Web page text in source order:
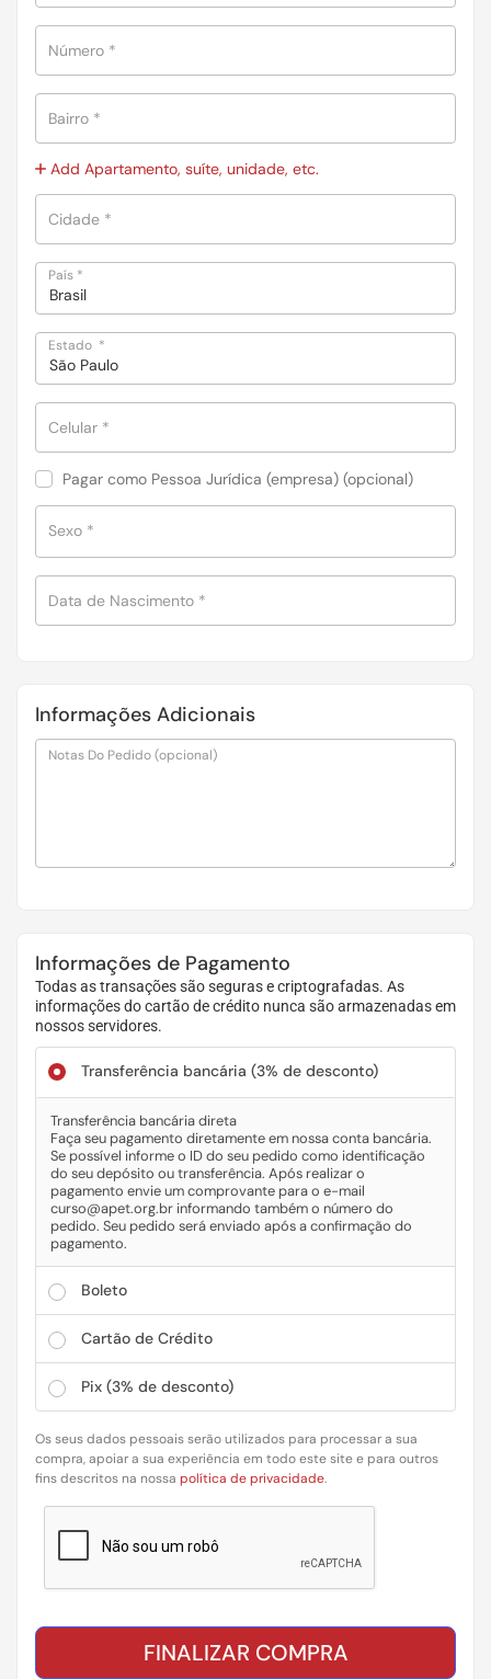
Número *
Bairro *
Add Apartamento, suíte, unidade, etc.
Cidade *
País *
Brasil
Estado *
São Paulo
Celular *
Pagar como Pessoa Jurídica (empresa) (opcional)
Sexo *
Data de Nascimento *
Informações Adicionais
Notas Do Pedido(opcional)
Informações de Pagamento
Todas as transações são seguras e criptografadas. As
informações do cartão de crédito nunca são armazenadas em
nossos servidores.
Transferência bancária (3% de desconto)
Transferência bancária direta
Faça seu pagamento diretamente em nossa conta bancária.
Se possível informe o ID do seu pedido como identificação
do seu depósito ou transferência. Após realizar o
pagamento envie um comprovante para o e-mail
curso@apet.org.br informando também o número do
pedido. Seu pedido será enviado após a confirmação do
pagamento.
Boleto
Cartão de Crédito
Pix (3% de desconto)
Os seus dados pessoais serão utilizados para processar a sua
compra, apoiar a sua experiência em todo este site e para outros
fins descritos na nossa política de privacidade.
FINALIZAR COMPRA